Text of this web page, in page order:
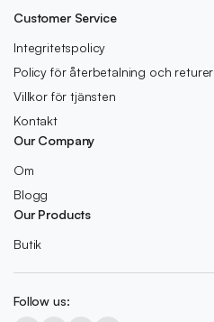
Customer Service
Integritetspolicy
Policy för återbetalning och returer
Villkor för tjänsten
Kontakt
Our Company
Om
Blogg
Our Products
Butik
Follow us: